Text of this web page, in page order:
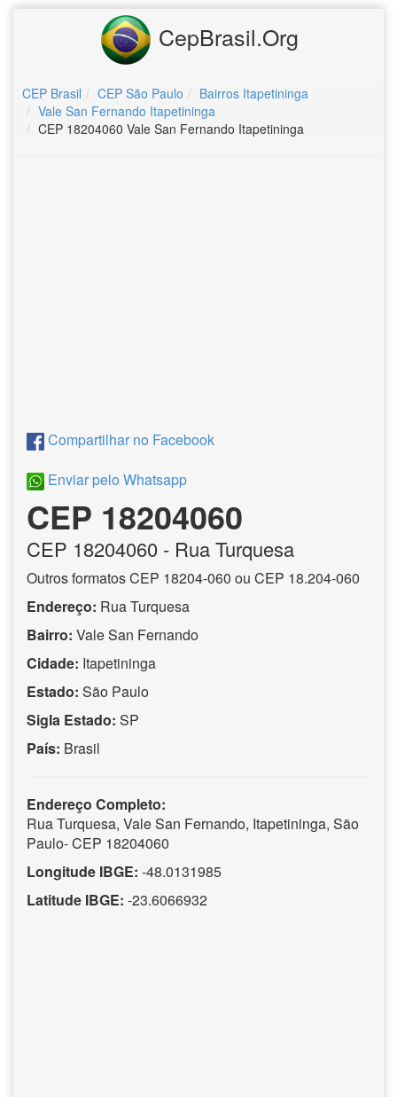
CepBrasil.Org
CEP Brasil CEP São Paulo
Bairros Itapetininga
Vale San Fernando Itapetininga
CEP 18204060 Vale San Fernando Itapetininga
Compartilhar no Facebook
Enviar pelo Whatsapp
CEP 18204060
CEP 18204060 - Rua Turquesa
Outros formatos CEP 18204-060 ou CEP 18.204-060
Endereço: Rua Turquesa
Bairro: Vale San Fernando
Cidade: Itapetininga
Estado: São Paulo
Sigla Estado: SP
País: Brasil
Endereço Completo:
Rua Turquesa, Vale San Fernando, Itapetininga, São
Paulo- CEP 18204060
Longitude IBGE: -48.0131985
Latitude IBGE: -23.6066932